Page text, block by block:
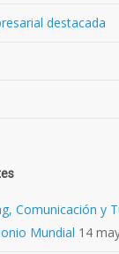
destacada
Comunicación y
Mundial 14